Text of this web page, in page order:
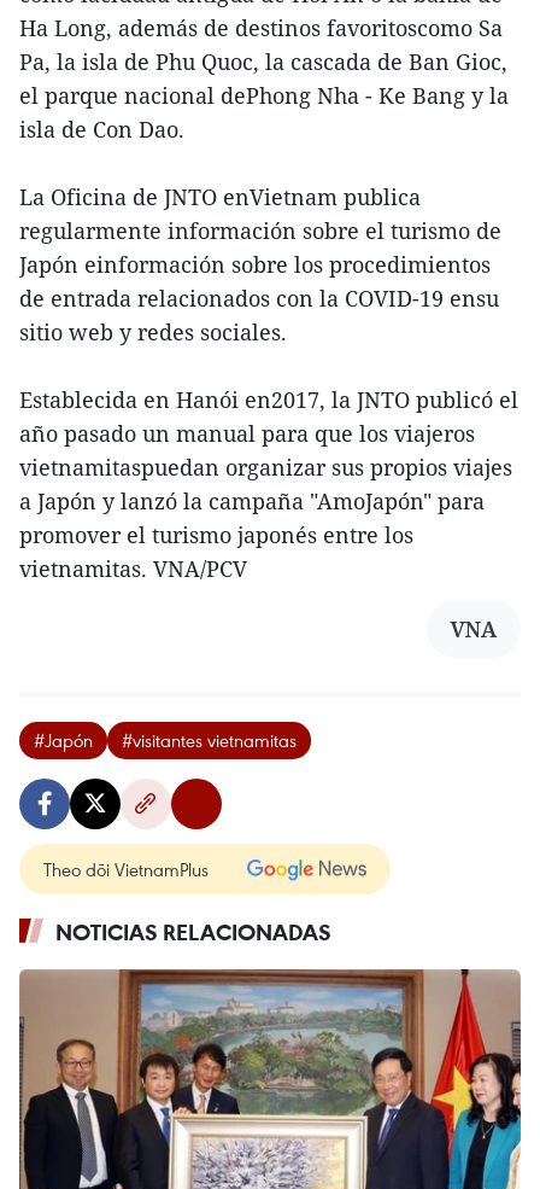
Ha Long, además de destinos favoritoscomo Sa
Pa, la isla de Phu Quoc, la cascada de Ban Gioc,
el parque nacional dePhong Nha - Ke Bang y la
isla de Con Dao.
La Oficina de JNTO enVietnam publica
regularmente información sobre el turismo de
Japón einformación sobre los procedimientos
de entrada relacionados con la COVID-19 ensu
sitio web y redes sociales.
Establecida en Hanói en2017, la JNTO publicó el
año pasado un manual para que los viajeros
vietnamitaspuedan organizar sus propios viajes
a Japón y lanzó la campaña "AmoJapón" para
promover el turismo japonés entre los
vietnamitas. VNA/PCV
VNA
#Japón #visitantes vietnamitas
Theo dõi VietnamPlus
NOTICIAS RELACIONADAS